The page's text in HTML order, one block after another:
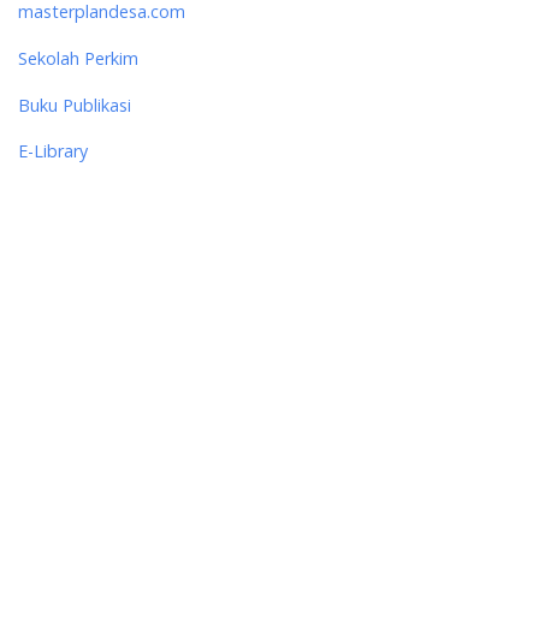
masterplandesa.com
Sekolah Perkim
Buku Publikasi
E-Library